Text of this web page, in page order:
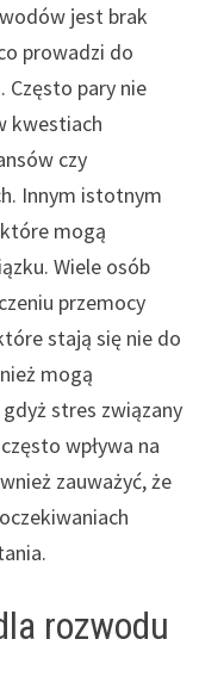
jest brak
prowadzi do
pary nie
kwestiach
czy
Innym istotnym
mogą
Wiele osób
przemocy
stają się nie do
mogą
stres związany
wpływa na
zauważyć, że
rozwodu